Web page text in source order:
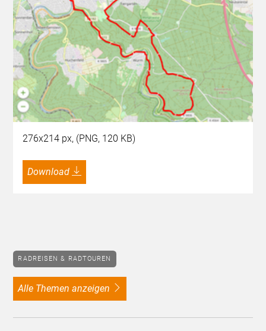
276x214 px, (PNG, 120 KB)
Download
RADREISEN & RADTOUREN
alle Themen anzeigen